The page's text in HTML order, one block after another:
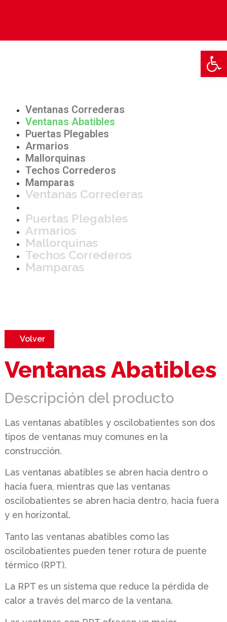
Ventanas Correderas
Ventanas Abatibles
Puertas Plegables
Armarios
Mallorquinas
Techos Correderos
Mamparas
Ventanas Correderas
Puertas Plegables
Armarios
Mallorquinas
Techos Correderos
Mamparas
Volver
Ventanas Abatibles
Descripción del producto
Las ventanas abatibles y oscilobatientes son dos
tipos de ventanas muy comunes en la
construcción.
Las ventanas abatibles se abren hacia dentro o
hacia fuera, mientras que las ventanas
oscilobatientes se abren hacia dentro, hacia fuera
y en horizontal.
Tanto las ventanas abatibles como las
oscilobatientes pueden tener rotura de puente
térmico (RPT).
La RPT es un sistema que reduce la pérdida de
calor a través del marco de la ventana.